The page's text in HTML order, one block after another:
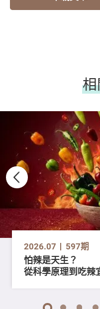
2026.07 597期
怕辣是天生？
從科學原理到吃辣